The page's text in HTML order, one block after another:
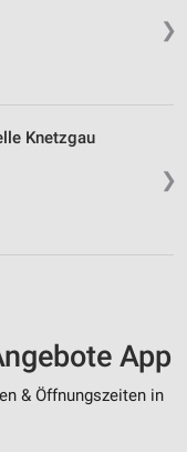
❯
❯
Knetzgau
App
& Öffnungszeiten in